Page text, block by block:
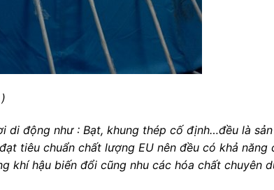
di động như : Bạt, khung thép cố định…đều là
tiêu chuẩn chất lượng EU nên đều có khả năng
khí hậu biến đổi cũng nhu các hóa chất chuyên